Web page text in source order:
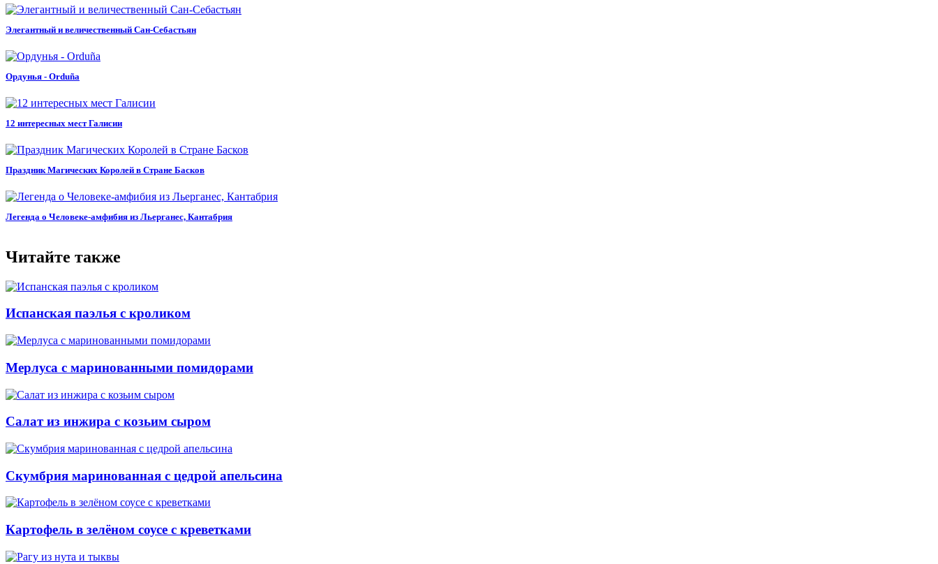
Элегантный и величественный Сан-Себастьян
Ордунья - Orduña
12 интересных мест Галисии
Праздник Магических Королей в Стране Басков
Легенда о Человеке-амфибия из Льерганес, Кантабрия
Читайте также
Испанская паэлья с кроликом
Мерлуса с маринованными помидорами
Салат из инжира с козьим сыром
Скумбрия маринованная с цедрой апельсина
Картофель в зелёном соусе с креветками